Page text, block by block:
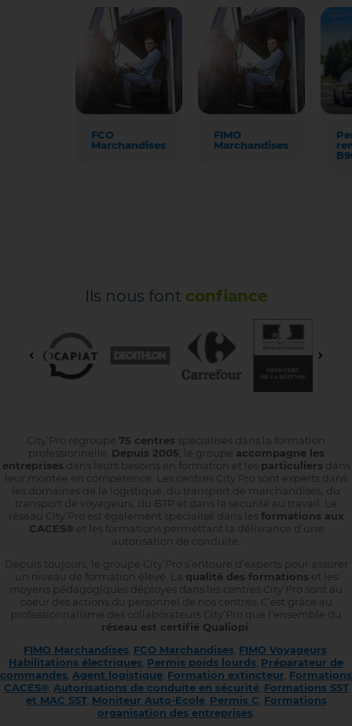
FCO
Marchandises
FIMO
Marchandises
Ils nous font confiance
City’Pro regroupe 75 centres spécialisés dans la formation
professionnelle. Depuis 2005, le groupe accompagne les
entreprises dans leurs besoins en formation et les particuliers dans
leur montée en compétence. Les centres City’Pro sont experts dans
les domaines de la logistique, du transport de marchandises, du
transport de voyageurs, du BTP et dans la sécurité au travail. Le
réseau City’Pro est également spécialisé dans lesformations aux
CACES® et les formations permettant la délivrance d’une
autorisation de conduite.
Depuis toujours, le groupe City’Pro s’entoure d’experts pour assurer
un niveau de formation élevé. La qualité des formations et les
moyens pédagogiques déployés dans les centres City’Pro sont au
coeur des actions du personnel de nos centres. C’est grâce au
professionnalisme des collaborateurs City’Pro que l’ensemble du
réseau est certifié Qualiopi
FIMO Marchandises, FCO Marchandises, FIMO Voyageurs,
Habilitations électriques, Permis poids lourds, Préparateur de
commandes, Agent logistique, Formation extincteur, Formations
CACES®, Autorisations de conduite en sécurité, Formations SST
et MAC SST, Moniteur Auto-Ecole, Permis C, Formations
organisation des entreprises.